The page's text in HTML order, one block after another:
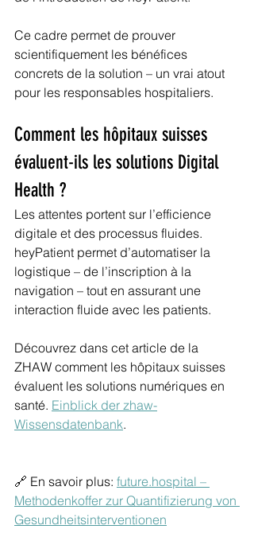
Ce cadre permet de prouver
scientifiquement les bénéfices
concrets de la solution – un vrai atout
pour les responsables hospitaliers.
Comment les hôpitaux suisses
évaluent-ils les solutions Digital
Health ?
Les attentes portent sur l’efficience
digitale et des processus fluides.
heyPatient permet d’automatiser la
logistique – de l’inscription à la
navigation – tout en assurant une
interaction fluide avec les patients.
Découvrez dans cet article de la
ZHAW comment les hôpitaux suisses
évaluent les solutions numériques en
santé. Einblick der zhaw-
Wissensdatenbank.
🔗 En savoir plus: future.hospital –
Methodenkoffer zur Quantifizierung von
Gesundheitsinterventionen